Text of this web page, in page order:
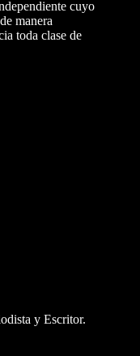
cuyo
manera
toda clase de
y Escritor.